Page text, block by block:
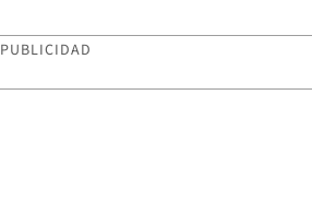
PUBLICIDAD